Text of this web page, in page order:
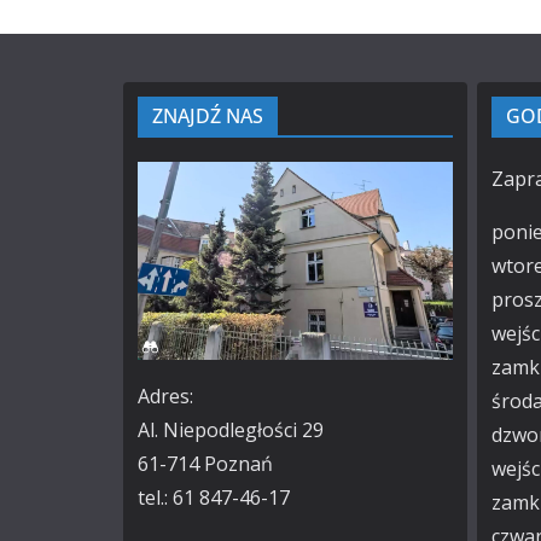
ZNAJDŹ NAS
Adres:
Al. Niepodległości 29
61-714 Poznań
tel.: 61 847-46-17